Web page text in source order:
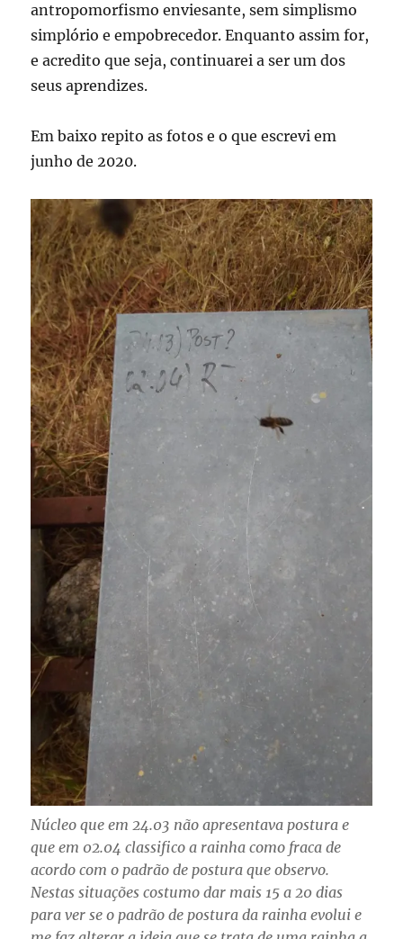
antropomorfismo enviesante, sem simplismo
simplório e empobrecedor. Enquanto assim for,
e acredito que seja, continuarei a ser um dos
seus aprendizes.
Em baixo repito as fotos e o que escrevi em
junho de 2020.
Núcleo que em 24.03 não apresentava postura e
que em 02.04 classifico a rainha como fraca de
acordo com o padrão de postura que observo.
Nestas situações costumo dar mais 15 a 20 dias
para ver se o padrão de postura da rainha evolui e